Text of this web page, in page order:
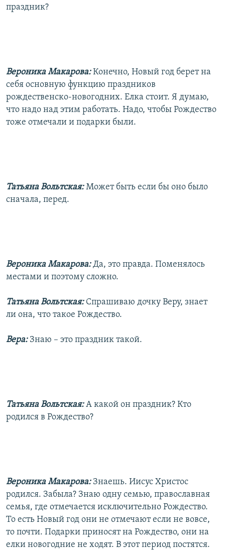
праздник?
Вероника Макарова:Конечно, Новый год берет на
себя основную функцию праздников
рождественско-новогодних. Елка стоит. Я думаю,
что надо над этим работать. Надо, чтобы Рождество
тоже отмечали и подарки были.
Татьяна Вольтская:Может быть если бы оно было
сначала, перед.
Вероника Макарова:Да, это правда. Поменялось
местами и поэтому сложно.
Татьяна Вольтская: Спрашиваю дочку Веру, знает
ли она, что такое Рождество.
Вера:Знаю – это праздник такой.
Татьяна Вольтская:А какой он праздник? Кто
родился в Рождество?
Вероника Макарова: Знаешь. Иисус Христос
родился. Забыла? Знаю одну семью, православная
семья, где отмечается исключительно Рождество.
То есть Новый год они не отмечают если не вовсе,
то почти. Подарки приносят на Рождество, они на
елки новогодние не ходят. В этот период постятся.